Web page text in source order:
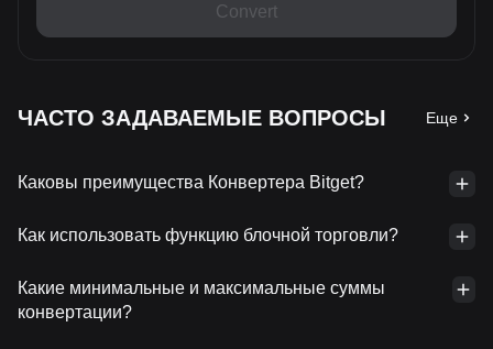
Convert
ЧАСТО ЗАДАВАЕМЫЕ ВОПРОСЫ Еще
Каковы преимущества Конвертера Bitget?
Как использовать функцию блочной торговли?
Какие минимальные и максимальные суммы
конвертации?